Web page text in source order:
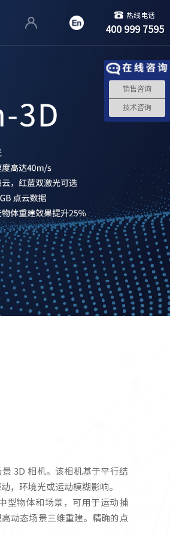
热线电话
400 999 7595
3D 相机。该相机基于平行结
，环境光或运动模糊影响。
型物体和场景，可用于运动捕
动态场景三维重建。精确的点
销售咨询
技术咨询